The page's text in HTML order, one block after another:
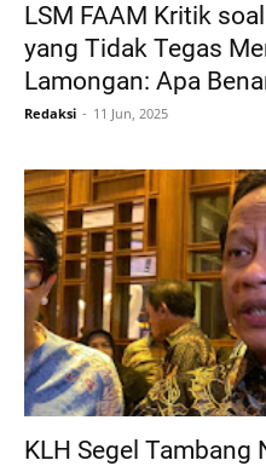
LSM FAAM Kritik
yang Tidak Tegas
Lamongan: Apa
Redaksi 11 Jun, 2025
KLH Segel Tambang